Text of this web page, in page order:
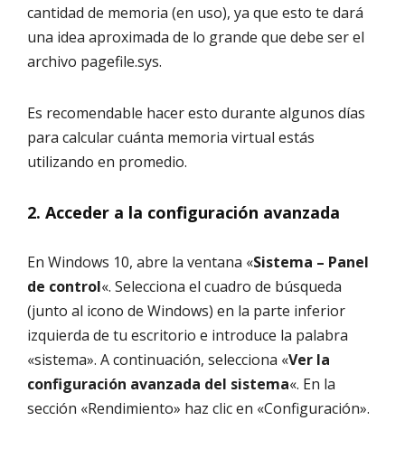
cantidad de memoria (en uso), ya que esto te dará
una idea aproximada de lo grande que debe ser el
archivo pagefile.sys.
Es recomendable hacer esto durante algunos días
para calcular cuánta memoria virtual estás
utilizando en promedio.
2. Acceder a la configuración avanzada
En Windows 10, abre la ventana «Sistema – Panel
de control«. Selecciona el cuadro de búsqueda
(junto al icono de Windows) en la parte inferior
izquierda de tu escritorio e introduce la palabra
«sistema». A continuación, selecciona «Ver la
configuración avanzada del sistema«. En la
sección «Rendimiento» haz clic en «Configuración».